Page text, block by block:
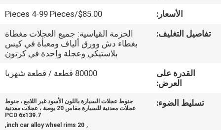
مراقبة
الجودة
اتصل
الأسعار:
$85.00/Pieces 4-99 Pieces
تفاصيل التغليف:
الحزمة القياسية: جميع العجلات مغطاة
بغطاء دش وورق ألياف ومعبأة في كيس
بلاستيكي وعجلة واحدة في كرتون
القدرة على
العرض:
80000 قطعة / قطعة شهريا
تسليط الضوء:
جنوط عجلات السيارة باللون الأسود غير اللامع ، جنوط
عجلات معدنية للسيارة مقاس 20 بوصة ، عجلات معدنية
PCD 6x139.7
,
20 inch car alloy wheel rims
,